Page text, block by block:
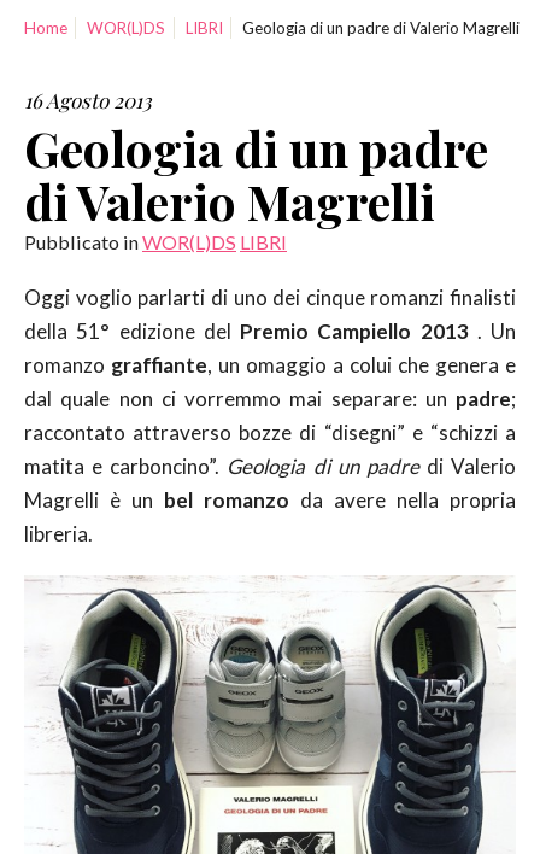
SERVIZI
COLLABORAZIONI
CONTATTI
Home WOR(L)DS LIBRI Geologia di un padre di Valerio Magrelli
16 Agosto 2013
Geologia di un padre
di Valerio Magrelli
Pubblicato inWOR(L)DS LIBRI
Oggi voglio parlarti di uno dei cinque romanzi finalisti
della 51° edizione del Premio Campiello 2013. Un
romanzo graffiante, un omaggio a colui che genera e
dal quale non ci vorremmo mai separare: un padre;
raccontato attraverso bozze di “disegni” e “schizzi a
matita e carboncino”. Geologia di un padredi Valerio
Magrelli è un bel romanzo da avere nella propria
libreria.